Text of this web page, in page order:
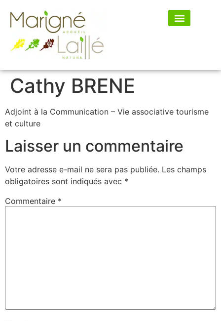
Cathy BRENE
Adjoint à la Communication – Vie associative tourisme
et culture
Laisser un commentaire
Votre adresse e-mail ne sera pas publiée. Les champs
obligatoires sont indiqués avec *
Commentaire *